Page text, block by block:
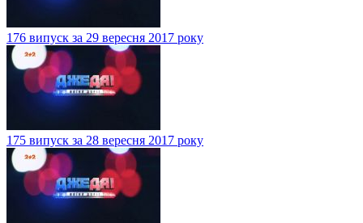
176 випуск за 29 вересня 2017 року
175 випуск за 28 вересня 2017 року